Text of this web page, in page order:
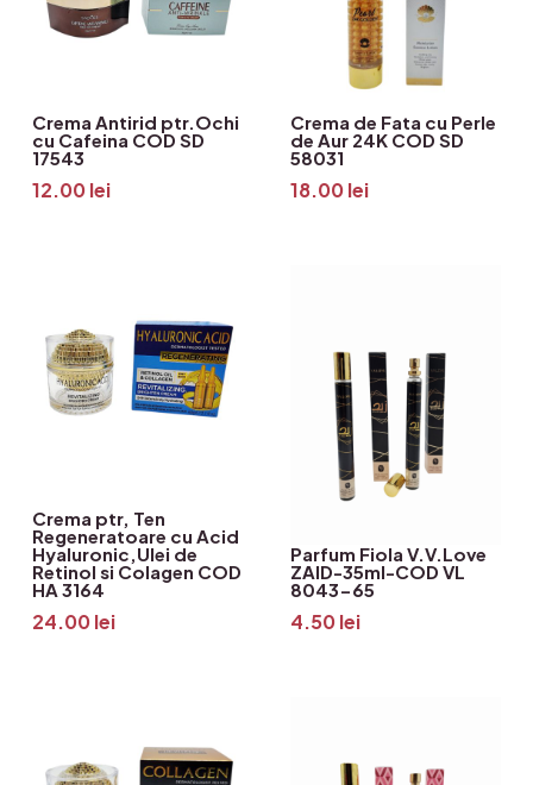
Crema Antirid ptr.Ochi
cu Cafeina COD SD
17543
12.00lei
Crema de Fata cu Perle
de Aur 24K COD SD
58031
18.00lei
Crema ptr, Ten
Regeneratoare cu Acid
Hyaluronic,Ulei de
Retinol si Colagen COD
HA 3164
24.00lei
Parfum Fiola V.V.Love
ZAID-35ml-COD VL
8043-65
4.50lei